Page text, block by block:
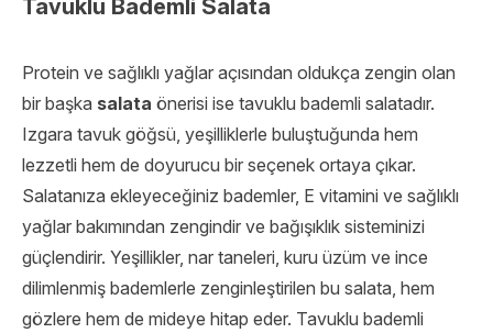
Tavuklu Bademli Salata
Protein ve sağlıklı yağlar açısından oldukça zengin olan
bir başka salata önerisi ise tavuklu bademli salatadır.
Izgara tavuk göğsü, yeşilliklerle buluştuğunda hem
lezzetli hem de doyurucu bir seçenek ortaya çıkar.
Salatanıza ekleyeceğiniz bademler, E vitamini ve sağlıklı
yağlar bakımından zengindir ve bağışıklık sisteminizi
güçlendirir. Yeşillikler, nar taneleri, kuru üzüm ve ince
dilimlenmiş bademlerle zenginleştirilen bu salata, hem
gözlere hem de mideye hitap eder. Tavuklu bademli